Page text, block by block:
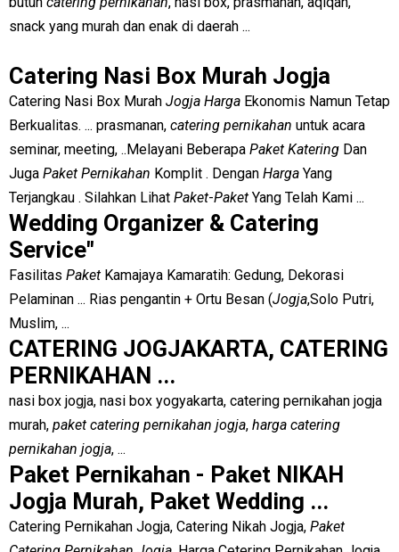
snack yang murah dan enak di daerah ...
Catering Nasi Box Murah Jogja
Catering Nasi Box Murah Jogja Harga Ekonomis Namun Tetap
Berkualitas. ... prasmanan, catering pernikahan untuk acara
seminar, meeting, ..Melayani Beberapa Paket Katering Dan
Juga Paket Pernikahan Komplit . Dengan Harga Yang
Terjangkau . Silahkan Lihat Paket-Paket Yang Telah Kami ...
Wedding Organizer & Catering
Service"
Fasilitas Paket Kamajaya Kamaratih: Gedung, Dekorasi
Pelaminan ... Rias pengantin + Ortu Besan (Jogja,Solo Putri,
Muslim, ...
CATERING JOGJAKARTA, CATERING
PERNIKAHAN ...
nasi box jogja, nasi box yogyakarta, catering pernikahan jogja
murah, paket catering pernikahan jogja, harga catering
pernikahan jogja, ...
Paket Pernikahan - Paket NIKAH
Jogja Murah, Paket Wedding ...
Catering Pernikahan Jogja, Catering Nikah Jogja, Paket